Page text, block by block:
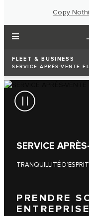
Copy
FLEET & BUSINESS
SERVICE APRÈS-VENTE
SERVICE
TRANQUILLITÉ
PRENDRE
ENTREPRISE